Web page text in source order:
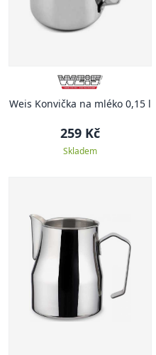
Weis Konvička na mléko 0,15 l
259 Kč
Skladem